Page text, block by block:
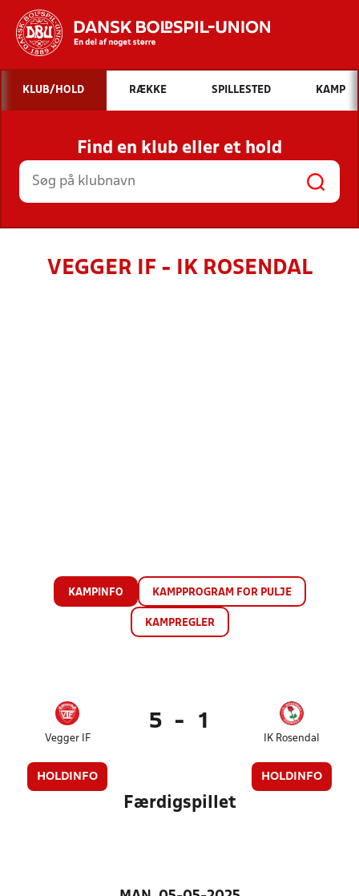
Hvad vil du søge efter?
INDHOLD OG NYHEDER
STILLINGER, RESULTATER, KLUBBER OG
HOLD
KLUB/HOLD RÆKKE SPILLESTED KAMP
Find en klub eller et hold
VEGGER IF - IK ROSENDAL
KAMPINFO KAMPPROGRAM FOR PULJE
KAMPREGLER
Vegger IF
HOLDINFO
5 - 1
IK Rosendal
HOLDINFO
Færdigspillet